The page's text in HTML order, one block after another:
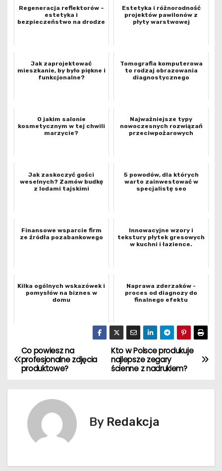
Regeneracja reflektorów –
estetyka i
bezpieczeństwo na drodze
Estetyka i różnorodność
projektów pawilonów z
płyty warstwowej
Jak zaprojektować
mieszkanie, by było piękne i
funkcjonalne?
Tomografia komputerowa
to rodzaj obrazowania
diagnostycznego
O jakim salonie
kosmetycznym w tej chwili
marzycie?
Najważniejsze typy
nowoczesnych rozwiązań
przeciwpożarowych
Jak zaskoczyć gości
weselnych? Zamów budkę
z lodami tajskimi
5 powodów, dla których
warto zainwestować w
specjalistę seo
Finansowe wsparcie firm
ze źródła pozabankowego
Innowacyjne wzory i
tekstury płytek gresowych
w kuchni i łazience.
Kilka ogólnych wskazówek i
pomysłów na biznes w
domu
Naprawa zderzaków -
proces od diagnozy do
finalnego efektu
N
a
Kto w Polsce produkuje
najlepsze zegary
ścienne z nadrukiem?
Co powiesz na
profesjonalne zdjęcia
produktowe?
By Redakcja